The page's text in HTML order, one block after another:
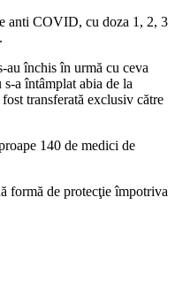
anti COVID, cu doza 1, 2, 3
au închis în urmă cu ceva
a întâmplat abia de la
transferată exclusiv către
140 de medici de
formă de protecţie împotriva